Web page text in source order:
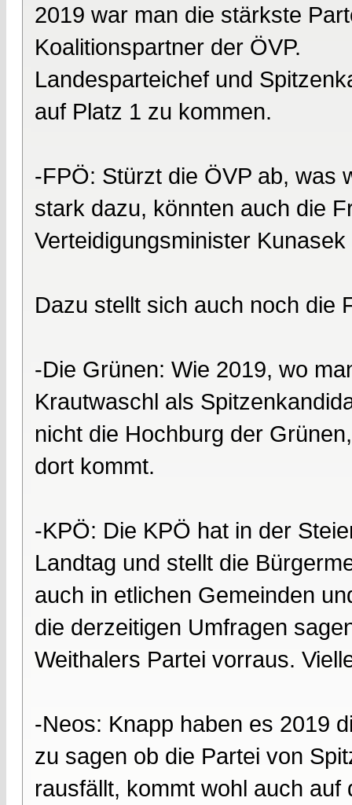
2019 war man die stärkste
Koalitionspartner der ÖVP.
Landesparteichef und
auf Platz 1 zu kommen.
-FPÖ: Stürzt die ÖVP ab, was
stark dazu, könnten auch die
Verteidigungsminister
Dazu stellt sich auch noch die
-Die Grünen: Wie 2019, wo
Krautwaschl als
nicht die Hochburg der
dort kommt.
-KPÖ: Die KPÖ hat in der
Landtag und stellt die
auch in etlichen Gemeinden
die derzeitigen Umfragen
Weithalers Partei vorraus.
-Neos: Knapp haben es 2019
zu sagen ob die Partei von
rausfällt, kommt wohl auch